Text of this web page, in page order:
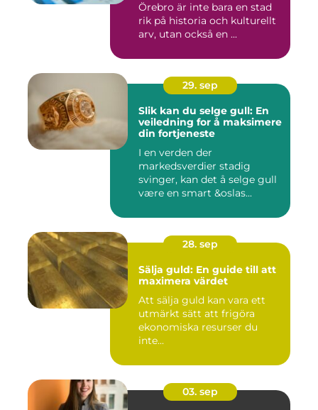
Örebro är inte bara en stad
rik på historia och kulturellt
arv, utan också en ...
29. sep
Slik kan du selge gull: En
veiledning for å maksimere
din fortjeneste
I en verden der
markedsverdier stadig
svinger, kan det å selge gull
være en smart &oslas...
28. sep
Sälja guld: En guide till att
maximera värdet
Att sälja guld kan vara ett
utmärkt sätt att frigöra
ekonomiska resurser du
inte...
03. sep